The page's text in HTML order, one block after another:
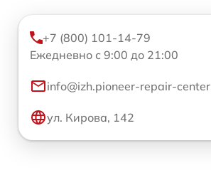
+7 (800) 101-14-79
Ежедневно с 9:00 до 21:00
info@izh.pioneer-repair-
ул. Кирова, 142